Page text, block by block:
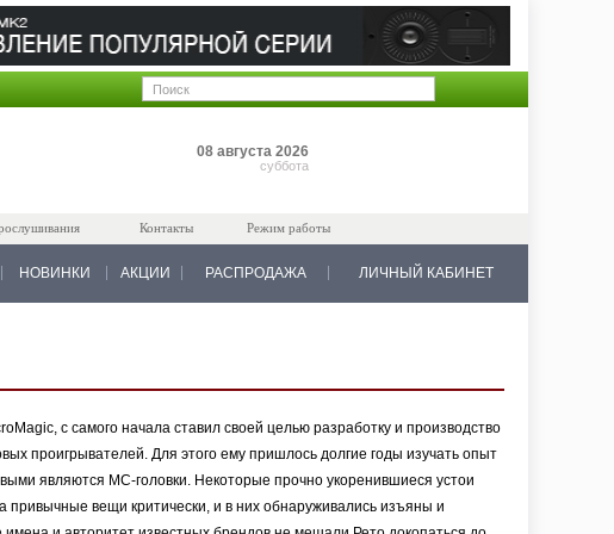
08 августа 2026
суббота
Контакты Режим работы
НОВИНКИ АКЦИИ РАСПРОДАЖА ЛИЧНЫЙ КАБИНЕТ
с самого начала ставил своей целью разработку и производство
проигрывателей. Для этого ему пришлось долгие годы изучать опыт
являются MC-головки. Некоторые прочно укоренившиеся устои
привычные вещи критически, и в них обнаруживались изъяны и